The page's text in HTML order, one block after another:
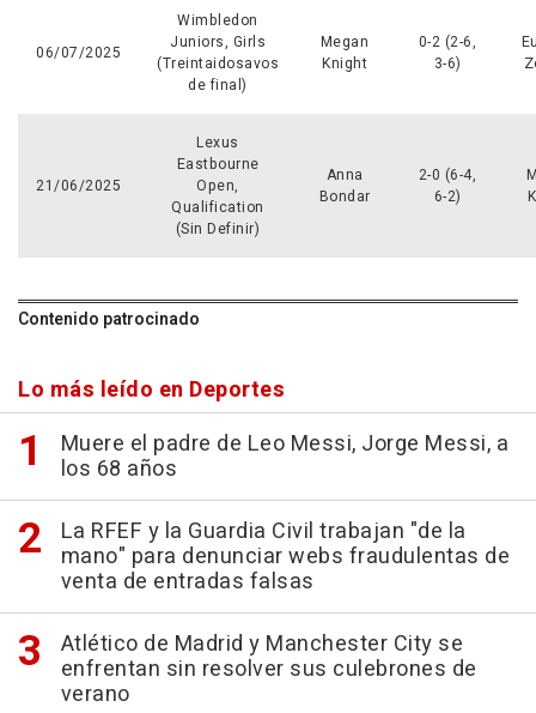
06/07/2025
Wimbledon
Juniors, Girls
(Treintaidosavos
de final)
Megan
Knight
0-2 (2-6,
3-6)
21/06/2025
Lexus
Eastbourne
Open,
Qualification
(Sin Definir)
Anna
Bondar
2-0 (6-4,
6-2)
Contenido patrocinado
Lo más leído en Deportes
Muere el padre de Leo Messi, Jorge Messi, a
los 68 años
La RFEF y la Guardia Civil trabajan "de la
mano" para denunciar webs fraudulentas de
venta de entradas falsas
Atlético de Madrid y Manchester City se
enfrentan sin resolver sus culebrones de
verano